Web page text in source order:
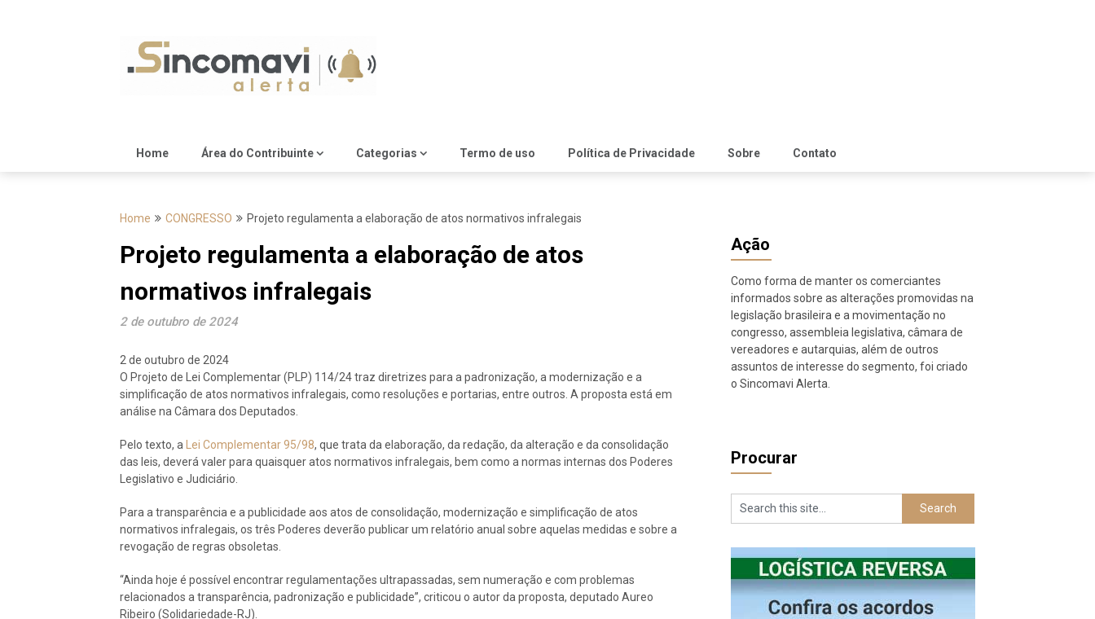
Home Área do Contribuinte Categorias Termo de uso Política de Privacidade Sobre Contato
Home CONGRESSO Projeto regulamenta a elaboração de atos normativos infralegais
Projeto regulamenta a elaboração de atos
normativos infralegais
2 de outubro de 2024
2 de outubro de 2024
O Projeto de Lei Complementar (PLP) 114/24 traz diretrizes para a padronização, a modernização e a
simplificação de atos normativos infralegais, como resoluções e portarias, entre outros. A proposta está em
análise na Câmara dos Deputados.
Pelo texto, a Lei Complementar 95/98, que trata da elaboração, da redação, da alteração e da consolidação
das leis, deverá valer para quaisquer atos normativos infralegais, bem como a normas internas dos Poderes
Legislativo e Judiciário.
Para a transparência e a publicidade aos atos de consolidação, modernização e simplificação de atos
normativos infralegais, os três Poderes deverão publicar um relatório anual sobre aquelas medidas e sobre a
revogação de regras obsoletas.
“Ainda hoje é possível encontrar regulamentações ultrapassadas, sem numeração e com problemas
relacionados a transparência, padronização e publicidade”, criticou o autor da proposta, deputado Aureo
Ribeiro (Solidariedade-RJ).
Ação
Como forma de manter os comerciantes
informados sobre as alterações promovidas na
legislação brasileira e a movimentação no
congresso, assembleia legislativa, câmara de
vereadores e autarquias, além de outros
assuntos de interesse do segmento, foi criado
o Sincomavi Alerta.
Procurar